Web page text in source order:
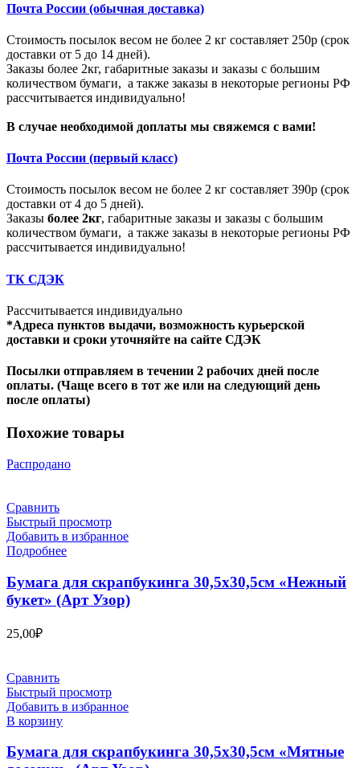
Почта России (обычная доставка)
Стоимость посылок весом не более 2 кг составляет 250р (срок
доставки от 5 до 14 дней).
Заказы более 2кг, габаритные заказы и заказы с большим
количеством бумаги, а также заказы в некоторые регионы РФ
рассчитывается индивидуально!
В случае необходимой доплаты мы свяжемся с вами!
Почта России (первый класс)
Стоимость посылок весом не более 2 кг составляет 390р (срок
доставки от 4 до 5 дней).
Заказы более 2кг, габаритные заказы и заказы с большим
количеством бумаги, а также заказы в некоторые регионы РФ
рассчитывается индивидуально!
ТК СДЭК
Рассчитывается индивидуально
*Адреса пунктов выдачи, возможность курьерской
доставки и сроки уточняйте на сайте СДЭК
Посылки отправляем в течении 2 рабочих дней после
оплаты. (Чаще всего в тот же или на следующий день
после оплаты)
Похожие товары
Распродано
Сравнить
Быстрый просмотр
Добавить в избранное
Подробнее
Бумага для скрапбукинга 30,5х30,5см «Нежный
букет» (Арт Узор)
25,00₽
Сравнить
Быстрый просмотр
Добавить в избранное
В корзину
Бумага для скрапбукинга 30,5х30,5см «Мятные